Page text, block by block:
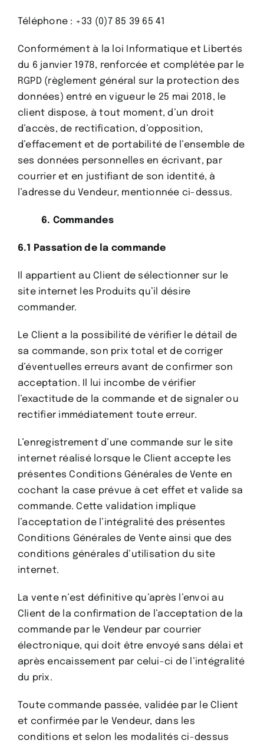
Téléphone : +33 (0)7 85 39 65 41
Conformément à la loi Informatique et Libertés
du 6 janvier 1978, renforcée et complétée par le
RGPD (règlement général sur la protection des
données) entré en vigueur le 25 mai 2018, le
client dispose, à tout moment, d’un droit
d’accès, de rectification, d’opposition,
d’effacement et de portabilité de l’ensemble de
ses données personnelles en écrivant, par
courrier et en justifiant de son identité, à
l’adresse du Vendeur, mentionnée ci-dessus.
6. Commandes
6.1 Passation de la commande
Il appartient au Client de sélectionner sur le
site internet les Produits qu’il désire
commander.
Le Client a la possibilité de vérifier le détail de
sa commande, son prix total et de corriger
d’éventuelles erreurs avant de confirmer son
acceptation. Il lui incombe de vérifier
l’exactitude de la commande et de signaler ou
rectifier immédiatement toute erreur.
L’enregistrement d’une commande sur le site
internet réalisé lorsque le Client accepte les
présentes Conditions Générales de Vente en
cochant la case prévue à cet effet et valide sa
commande. Cette validation implique
l’acceptation de l’intégralité des présentes
Conditions Générales de Vente ainsi que des
conditions générales d’utilisation du site
internet.
La vente n’est définitive qu’après l’envoi au
Client de la confirmation de l’acceptation de la
commande par le Vendeur par courrier
électronique, qui doit être envoyé sans délai et
après encaissement par celui-ci de l’intégralité
du prix.
Toute commande passée, validée par le Client
et confirmée par le Vendeur, dans les
conditions et selon les modalités ci-dessus